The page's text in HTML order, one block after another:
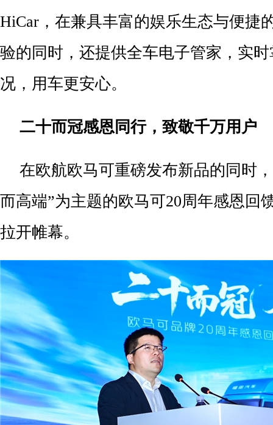
HiCar，在兼具丰富的娱乐生态与便捷
验的同时，还提供全车电子管家，实
况，用车更安心。
二十而冠感恩同行，致敬千万用户
在欧航欧马可重磅发布新品的同时
而高端”为主题的欧马可20周年感恩回
拉开帷幕。